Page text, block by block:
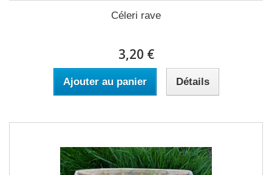
Céleri rave
3,20 €
Ajouter au panier Détails